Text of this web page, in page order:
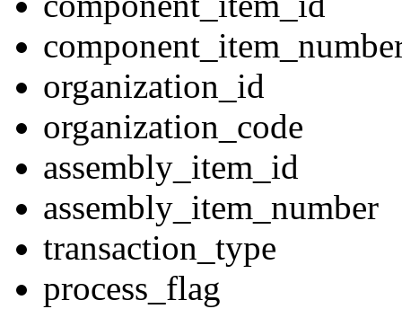
organization_id
organization_code
assembly_item_id
assembly_item_number
transaction_type
process_flag